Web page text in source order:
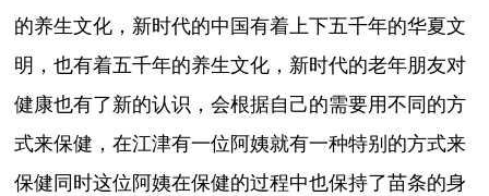
的养生文化，新时代的中国有着上下五千年的华夏文
明，也有着五千年的养生文化，新时代的老年朋友对
健康也有了新的认识，会根据自己的需要用不同的方
式来保健，在江津有一位阿姨就有一种特别的方式来
保健同时这位阿姨在保健的过程中也保持了苗条的身